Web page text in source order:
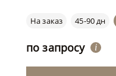
На заказ 45-90 дн
по запросу i